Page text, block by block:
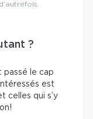
?
passé le cap
est
celles qui s’y